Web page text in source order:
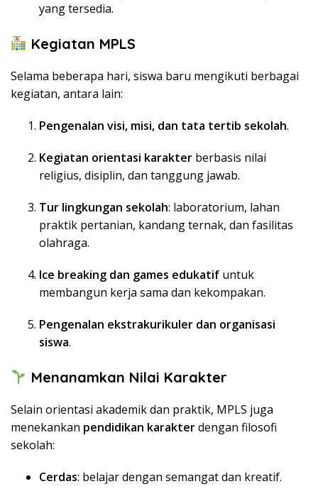
yang tersedia.
Kegiatan MPLS
Selama beberapa hari, siswa baru mengikuti berbagai
kegiatan, antara lain:
Pengenalan visi, misi, dan tata tertib sekolah.
Kegiatan orientasi karakter berbasis nilai
religius, disiplin, dan tanggung jawab.
Tur lingkungan sekolah: laboratorium, lahan
praktik pertanian, kandang ternak, dan fasilitas
olahraga.
Ice breaking dan games edukatif untuk
membangun kerja sama dan kekompakan.
Pengenalan ekstrakurikuler dan organisasi
siswa.
Menanamkan Nilai Karakter
Selain orientasi akademik dan praktik, MPLS juga
menekankan pendidikan karakterdengan filosofi
sekolah:
Cerdas: belajar dengan semangat dan kreatif.